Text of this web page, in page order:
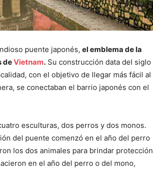
puente japonés, el emblema de la
deVietnam. Su construcción data del siglo
con el objetivo de llegar más fácil al
se conectaban el barrio japonés con el
esculturas, dos perros y dos monos.
del puente comenzó en el año del perro
los dos animales para brindar protección
en el año del perro o del mono,